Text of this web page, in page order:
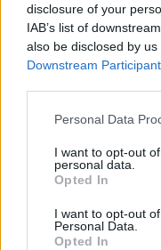
disclosure of your
IAB’s list of
also be disclosed by
Downstream
Personal Data
I want to opt-out
personal data.
Opted In
I want to opt-out
Personal Data.
Opted In
Papieżowi wraz z
Papieżowi o swojej
maja, w dniu
Placu św. Piotra z
Drogi Czytelniku,
cieszymy się, że